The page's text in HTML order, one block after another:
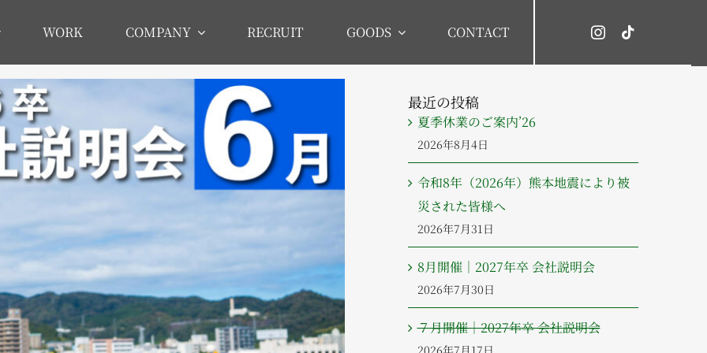
WORK COMPANY RECRUIT GOODS CONTACT
最近の投稿
夏季休業のご案内’26
2026年8月4日
令和8年（2026年）熊本地震により被
災された皆様へ
2026年7月31日
8月開催｜2027年卒 会社説明会
2026年7月30日
７月開催｜2027年卒 会社説明会